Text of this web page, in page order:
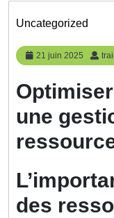
Uncategorized
21 juin 2025
21
juin
une
des